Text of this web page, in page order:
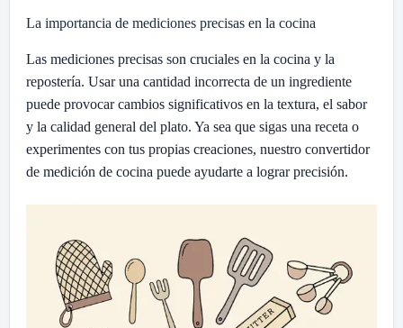
La importancia de mediciones precisas en la cocina
Las mediciones precisas son cruciales en la cocina y la
repostería. Usar una cantidad incorrecta de un ingrediente
puede provocar cambios significativos en la textura, el sabor
y la calidad general del plato. Ya sea que sigas una receta o
experimentes con tus propias creaciones, nuestro convertidor
de medición de cocina puede ayudarte a lograr precisión.